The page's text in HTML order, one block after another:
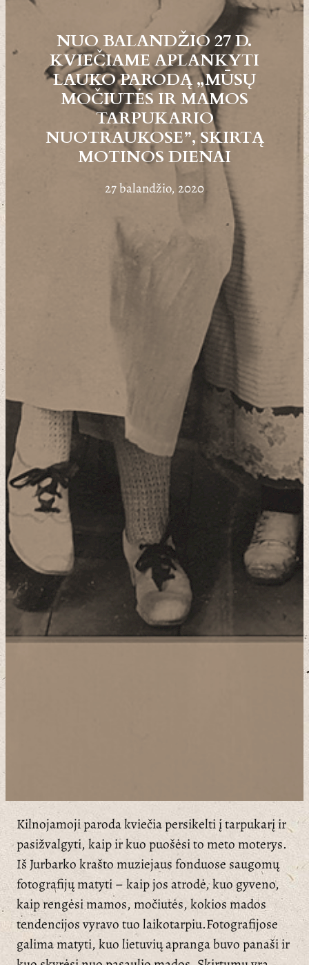
NUO BALANDŽIO 27 D.
KVIEČIAME APLANKYTI
LAUKO PARODĄ „MŪSŲ
MOČIUTĖS IR MAMOS
TARPUKARIO
NUOTRAUKOSE”, SKIRTĄ
MOTINOS DIENAI
27 balandžio, 2020
Kilnojamoji paroda kviečia persikelti į tarpukarį ir
pasižvalgyti, kaip ir kuo puošėsi to meto moterys.
Iš Jurbarko krašto muziejaus fonduose saugomų
fotografijų matyti – kaip jos atrodė, kuo gyveno,
kaip rengėsi mamos, močiutės, kokios mados
tendencijos vyravo tuo laikotarpiu.Fotografijose
galima matyti, kuo lietuvių apranga buvo panaši ir